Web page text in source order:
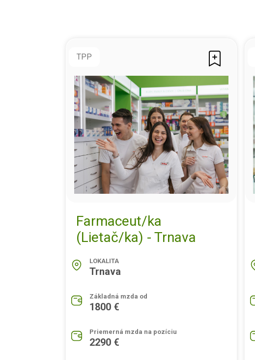
TPP
Farmaceut/ka
(Lietač/ka) - Trnava
LOKALITA
Trnava
Základná mzda od
1800 €
Priemerná mzda na pozíciu
2290 €